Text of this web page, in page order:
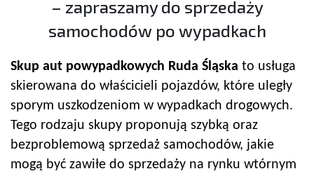
– zapraszamy do sprzedaży
samochodów po wypadkach
Skup aut powypadkowych Ruda Śląska to usługa
skierowana do właścicieli pojazdów, które uległy
sporym uszkodzeniom w wypadkach drogowych.
Tego rodzaju skupy proponują szybką oraz
bezproblemową sprzedaż samochodów, jakie
mogą być zawiłe do sprzedaży na rynku wtórnym